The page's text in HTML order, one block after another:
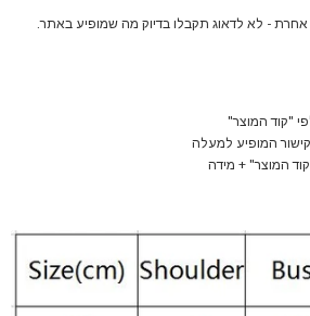
- לא לדאוג תקבלו בדיוק מה שמופיע באתר.